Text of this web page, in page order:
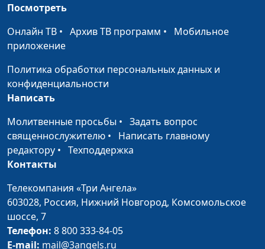
Борьба с искушением
(весна)
священнослужитель
Труд для Господа (зима)
священнослужитель
Труд для Господа
Труд для Господа (лето)
Роман Маринин,
Труд для Господа
(весна)
священнослужитель
Возложи заботы на
Бога (зима)
Роман Маринин,
#96
Посмотреть
Онлайн ТВ • Архив ТВ программ • Мобильное
приложение
Политика обработки персональных данных и
конфиденциальности
Написать
Молитвенные просьбы • Задать вопрос
священнослужителю • Написать главному
редактору • Техподдержка
Контакты
Телекомпания «Три Ангела»
603028, Россия, Нижний Новгород, Комсомольское
шоссе, 7
Телефон: 8 800 333-84-05
E-mail: mail@3angels.ru